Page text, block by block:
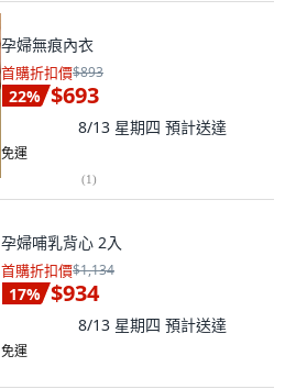
孕婦無痕內衣
首購折扣價$893
22% $693
8/13 星期四 預計送達
免運
(1)
孕婦哺乳背心 2入
首購折扣價$1,134
17% $934
8/13 星期四 預計送達
免運